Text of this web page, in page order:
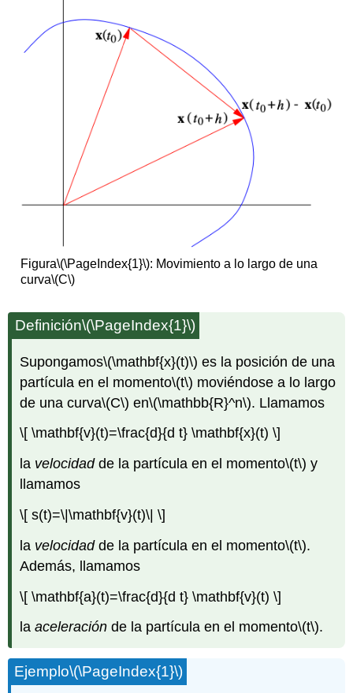
Figura\(\PageIndex{1}\): Movimiento a lo largo de una
curva\(C\)
Definición\(\PageIndex{1}\)
Supongamos\(\mathbf{x}(t)\) es la posición de una
partícula en el momento\(t\) moviéndose a lo largo
de una curva\(C\) en\(\mathbb{R}^n\). Llamamos
\[ \mathbf{v}(t)=\frac{d}{d t} \mathbf{x}(t) \]
la velocidadde la partícula en el momento\(t\) y
llamamos
\[ s(t)=\|\mathbf{v}(t)\| \]
la velocidadde la partícula en el momento\(t\).
Además, llamamos
\[ \mathbf{a}(t)=\frac{d}{d t} \mathbf{v}(t) \]
laaceleración de la partícula en el momento\(t\).
Ejemplo\(\PageIndex{1}\)